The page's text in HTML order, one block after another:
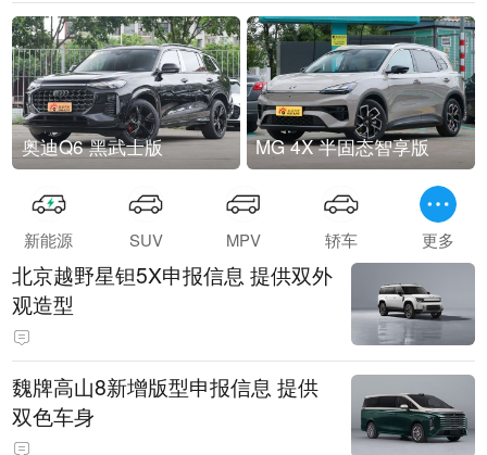
奥迪Q6 黑武士版 MG 4X 半固态智享版
新能源 SUV MPV 轿车 更多
北京越野星钽5X申报信息 提供双外
观造型
魏牌高山8新增版型申报信息 提供
双色车身